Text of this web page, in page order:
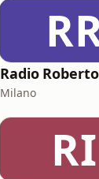
Milano
RI